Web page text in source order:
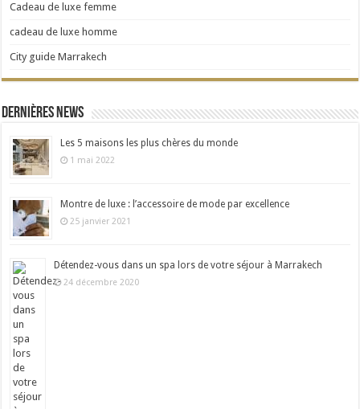
Cadeau de luxe femme
cadeau de luxe homme
City guide Marrakech
Dernières news
Les 5 maisons les plus chères du monde
1 mai 2022
Montre de luxe : l’accessoire de mode par excellence
25 janvier 2021
Détendez-vous dans un spa lors de votre séjour à Marrakech
24 décembre 2020